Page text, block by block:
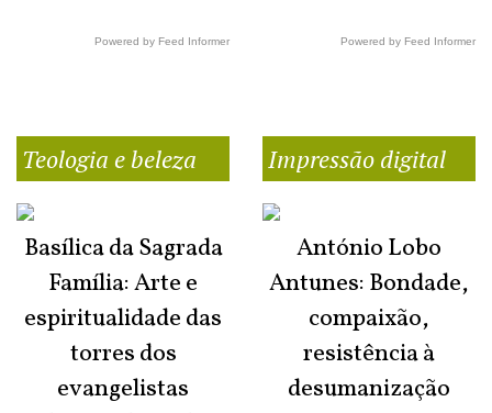
Powered by Feed Informer Powered by Feed Informer
Teologia e beleza
Basílica da Sagrada
Família: Arte e
espiritualidade das
torres dos
evangelistas
Impressão digital
António Lobo
Antunes: Bondade,
compaixão,
resistência à
desumanização